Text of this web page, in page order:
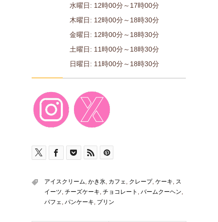
水曜日: 12時00分～17時00分
木曜日: 12時00分～18時30分
金曜日: 12時00分～18時30分
土曜日: 11時00分～18時30分
日曜日: 11時00分～18時30分
アイスクリーム, かき氷, カフェ, クレープ, ケーキ, ス
イーツ, チーズケーキ, チョコレート , バームクーヘン,
パフェ, パンケーキ, プリン